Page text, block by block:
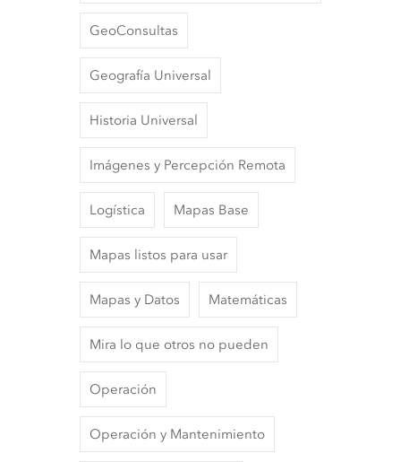
GeoConsultas
Geografía Universal
Historia Universal
Imágenes y Percepción Remota
Logística Mapas Base
Mapas listos para usar
Mapas y Datos Matemáticas
Mira lo que otros no pueden
Operación
Operación y Mantenimiento